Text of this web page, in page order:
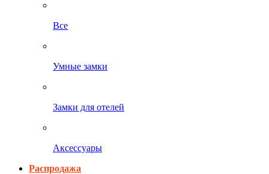
Все
Умные замки
Замки для отелей
Аксессуары
Распродажа